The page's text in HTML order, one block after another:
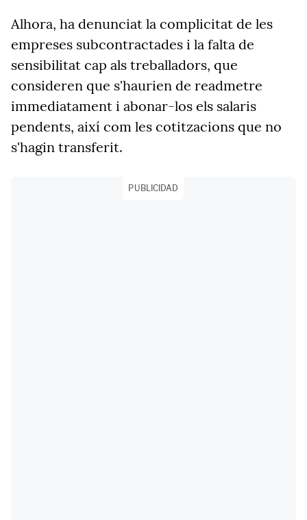
Alhora, ha denunciat la complicitat de les
empreses subcontractades i la falta de
sensibilitat cap als treballadors, que
consideren que s'haurien de readmetre
immediatament i abonar-los els salaris
pendents, així com les cotitzacions que no
s'hagin transferit.
PUBLICIDAD